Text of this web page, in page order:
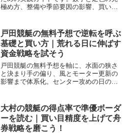
極め方、整備や季節要因の影響、買い目
戸田競艇の無料予想で逆転を呼ぶ
基礎と買い方｜荒れる日に伸ばす
資金戦略を試そう
戸田競艇の無料予想を軸に、水面の狭さ
と決まり手の偏り、風とモーター更新の
影響まで体系化。センター攻めの日の買
大村の競艇の得点率で準優ボーダ
ーを読む｜買い目精度を上げて舟
券戦略を磨こう！